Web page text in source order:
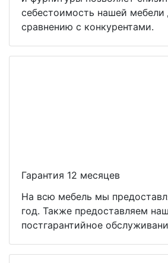
себестоимость нашей мебели
сравнению с конкурентами.
Гарантия 12 месяцев
На всю мебель мы
год. Также предоставляем
постгарантийное